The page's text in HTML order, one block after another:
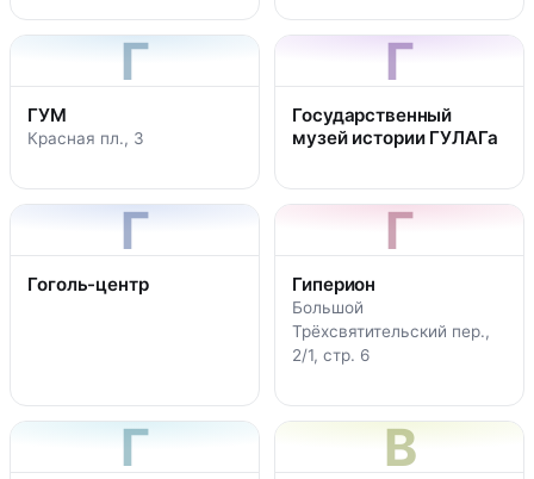
Г
ГУМ
Красная пл., 3
Г
Государственный
музей истории ГУЛАГа
Г
Гоголь-центр
Г
Гиперион
Большой
Трёхсвятительский пер.,
2/1, стр. 6
Г В